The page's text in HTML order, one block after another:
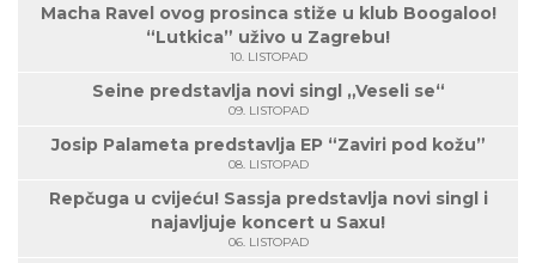
Macha Ravel ovog prosinca stiže u klub Boogaloo!
“Lutkica” uživo u Zagrebu!
10. LISTOPAD
Seine predstavlja novi singl „Veseli se“
09. LISTOPAD
Josip Palameta predstavlja EP “Zaviri pod kožu”
08. LISTOPAD
Repčuga u cvijeću! Sassja predstavlja novi singl i
najavljuje koncert u Saxu!
06. LISTOPAD